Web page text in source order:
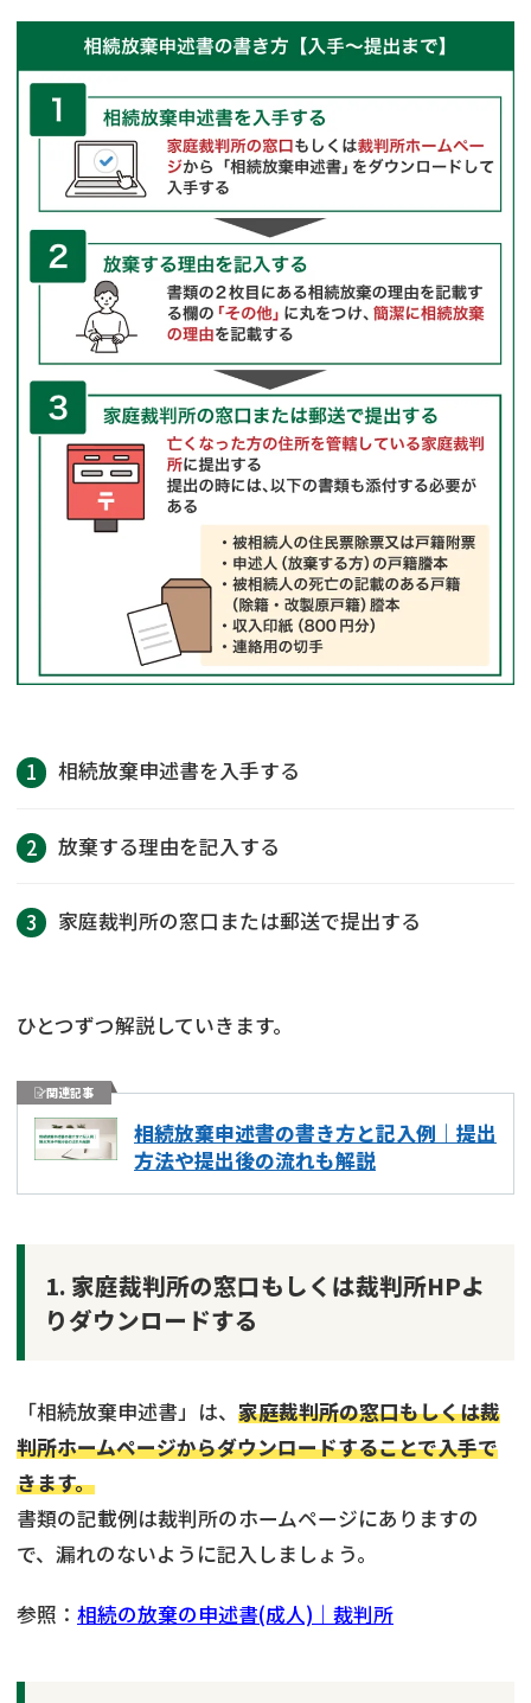
相続放棄申述書を入手する
放棄する理由を記入する
家庭裁判所の窓口または郵送で提出する
ひとつずつ解説していきます。
関連記事
相続放棄申述書の書き方と記入例｜提出
方法や提出後の流れも解説
1. 家庭裁判所の窓口もしくは裁判所HPよ
りダウンロードする
「相続放棄申述書」は、 家庭裁判所の窓口もしくは裁
判所ホームページからダウンロードすることで入手で
きます。
書類の記載例は裁判所のホームページにありますの
で、漏れのないように記入しましょう。
参照： 相続の放棄の申述書(成人)｜裁判所